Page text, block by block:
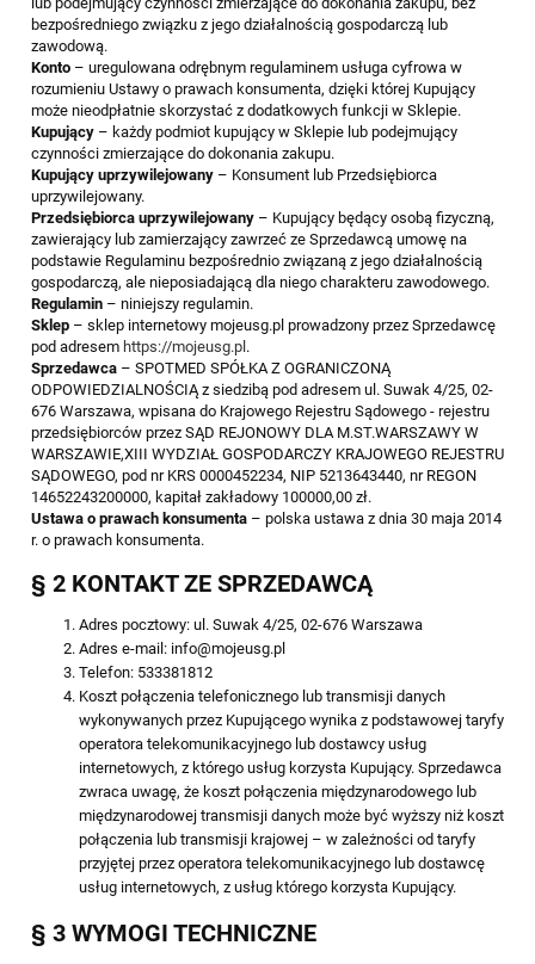
bezpośredniego związku z jego działalnością gospodarczą lub
zawodową.
Konto – uregulowana odrębnym regulaminem usługa cyfrowa w
rozumieniu Ustawy o prawach konsumenta, dzięki której Kupujący
może nieodpłatnie skorzystać z dodatkowych funkcji w Sklepie.
Kupujący – każdy podmiot kupujący w Sklepie lub podejmujący
czynności zmierzające do dokonania zakupu.
Kupujący uprzywilejowany – Konsument lub Przedsiębiorca
uprzywilejowany.
Przedsiębiorca uprzywilejowany – Kupujący będący osobą fizyczną,
zawierający lub zamierzający zawrzeć ze Sprzedawcą umowę na
podstawie Regulaminu bezpośrednio związaną z jego działalnością
gospodarczą, ale nieposiadającą dla niego charakteru zawodowego.
Regulamin – niniejszy regulamin.
Sklep – sklep internetowy mojeusg.pl prowadzony przez Sprzedawcę
pod adresem https://mojeusg.pl.
Sprzedawca – SPOTMED SPÓŁKA Z OGRANICZONĄ
ODPOWIEDZIALNOŚCIĄ z siedzibą pod adresem ul. Suwak 4/25, 02-
676 Warszawa, wpisana do Krajowego Rejestru Sądowego - rejestru
przedsiębiorców przez SĄD REJONOWY DLA M.ST.WARSZAWY W
WARSZAWIE,XIII WYDZIAŁ GOSPODARCZY KRAJOWEGO REJESTRU
SĄDOWEGO, pod nr KRS 0000452234, NIP 5213643440, nr REGON
14652243200000, kapitał zakładowy 100000,00 zł.
Ustawa o prawach konsumenta – polska ustawa z dnia 30 maja 2014
r. o prawach konsumenta.
§ 2 KONTAKT ZE SPRZEDAWCĄ
Adres pocztowy: ul. Suwak 4/25, 02-676 Warszawa
Adres e-mail: info@mojeusg.pl
Telefon: 533381812
Koszt połączenia telefonicznego lub transmisji danych
wykonywanych przez Kupującego wynika z podstawowej taryfy
operatora telekomunikacyjnego lub dostawcy usług
internetowych, z którego usług korzysta Kupujący. Sprzedawca
zwraca uwagę, że koszt połączenia międzynarodowego lub
międzynarodowej transmisji danych może być wyższy niż koszt
połączenia lub transmisji krajowej – w zależności od taryfy
przyjętej przez operatora telekomunikacyjnego lub dostawcę
usług internetowych, z usług którego korzysta Kupujący.
§ 3 WYMOGI TECHNICZNE